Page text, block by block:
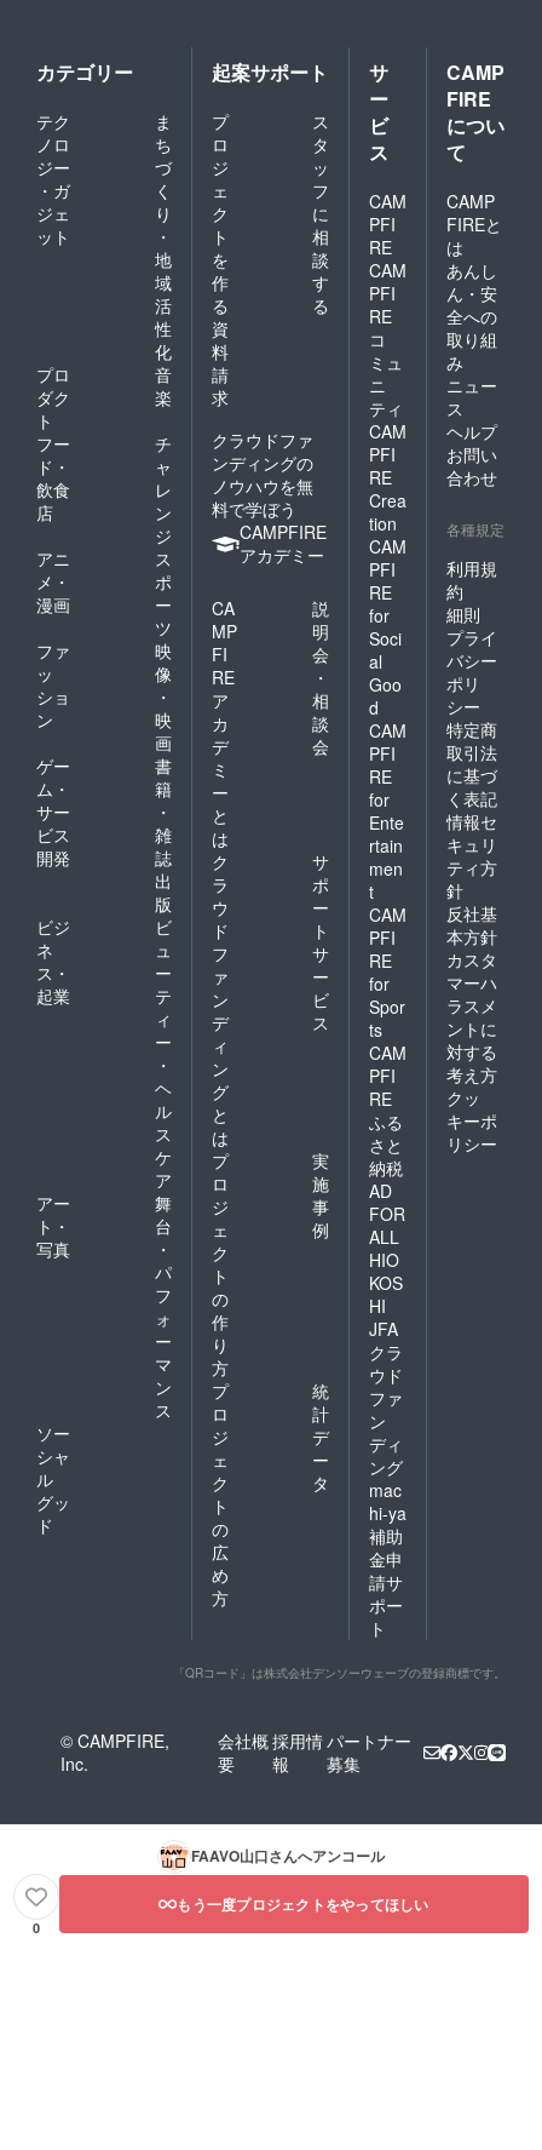
カテゴリー
テク
ノロ
ジー
・ガ
ジェ
ット
ま
ち
づ
く
り
・
地
域
活
性
化
プロ
ダク
ト
音
楽
フー
ド・
飲食
店
チ
ャ
レ
ン
ジ
アニ
メ・
漫画
ス
ポ
ー
ツ
ファ
ッ
ショ
ン
映
像
・
映
画
ゲー
ム・
サー
ビス
開発
書
籍
・
雑
誌
出
版
ビジ
ネ
ス・
起業
ビ
ュ
ー
テ
ィ
ー
・
ヘ
ル
ス
ケ
ア
アー
ト・
写真
舞
台
・
パ
フ
ォ
ー
マ
ン
ス
ソー
シャ
ル
グッ
ド
起案サポート
プ
ロ
ジ
ェ
ク
ト
を
作
る
ス
タ
ッ
フ
に
相
談
す
る
資
料
請
求
クラウドファ
ンディングの
ノウハウを無
料で学ぼう
CAMPFIRE
アカデミー
CA
MP
FI
RE
ア
カ
デ
ミ
ー
と
は
説
明
会
・
相
談
会
ク
ラ
ウ
ド
フ
ァ
ン
デ
ィ
ン
グ
と
は
サ
ポ
ー
ト
サ
ー
ビ
ス
プ
ロ
ジ
ェ
ク
ト
の
作
り
方
実
施
事
例
プ
ロ
ジ
ェ
ク
ト
の
広
め
方
統
計
デ
ー
タ
サ
ー
ビ
ス
CAM
PFI
RE
CAM
PFI
RE
コ
ミュ
ニ
ティ
CAM
PFI
RE
Crea
tion
CAM
PFI
RE
for
Soci
al
Goo
d
CAM
PFI
RE
for
Ente
rtain
men
t
CAM
PFI
RE
for
Spor
ts
CAM
PFI
RE
ふる
さと
納税
AD
FOR
ALL
HIO
KOS
HI
JFA
クラ
ウド
ファ
ン
ディ
ング
mac
hi-ya
補助
金申
請サ
ポー
ト
CAMP
FIRE
につい
て
CAMP
FIREと
は
あんし
ん・安
全への
取り組
み
ニュー
ス
ヘルプ
お問い
合わせ
各種規定
利用規
約
細則
プライ
バシー
ポリ
シー
特定商
取引法
に基づ
く表記
情報セ
キュリ
ティ方
針
反社基
本方針
カスタ
マーハ
ラスメ
ントに
対する
考え方
クッ
キーポ
リシー
「QRコード」は株式会社デンソーウェーブの登録商標です。
© CAMPFIRE,
Inc.
会社概
要
採用情
報
パートナー
募集
FAAVO山口さんへアンコール
0
もう一度プロジェクトをやってほしい